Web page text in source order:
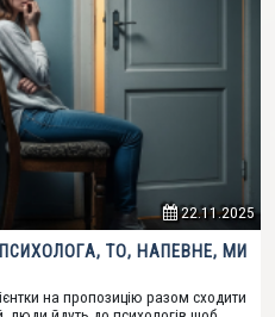
22.11.2025
ТО, НАПЕВНЕ, МИ
на пропозицію разом сходити